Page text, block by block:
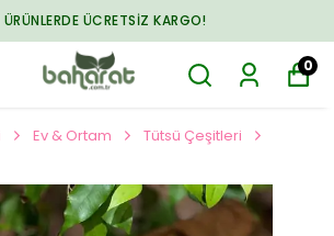
ÜCRETSIZ KARGO!
0
Ev & Ortam
Tütsü Çeşitleri